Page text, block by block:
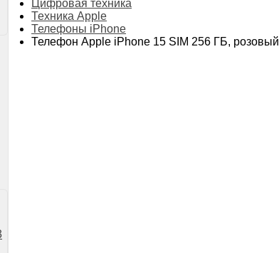
Цифровая техника
Техника Apple
Телефоны iPhone
Телефон Apple iPhone 15 SIM 256 ГБ, розовый